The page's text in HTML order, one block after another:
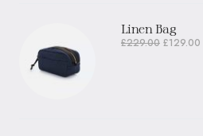
Linen Bag
£229.00 £129.00